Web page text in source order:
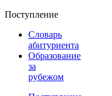
Поступление
Словарь
абитуриента
Образование
за
рубежом